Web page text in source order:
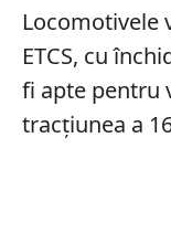
Locomotivele
ETCS, cu
fi apte pentru
tracţiunea a